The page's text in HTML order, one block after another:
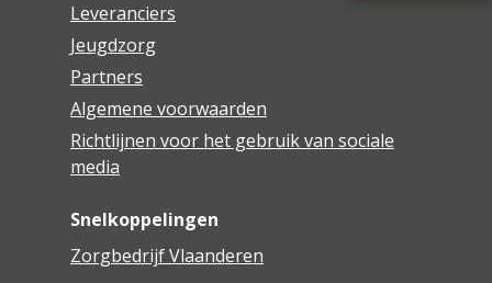
Leveranciers
Jeugdzorg
Partners
Algemene voorwaarden
Richtlijnen voor het gebruik van sociale
media
Snelkoppelingen
Zorgbedrijf Vlaanderen